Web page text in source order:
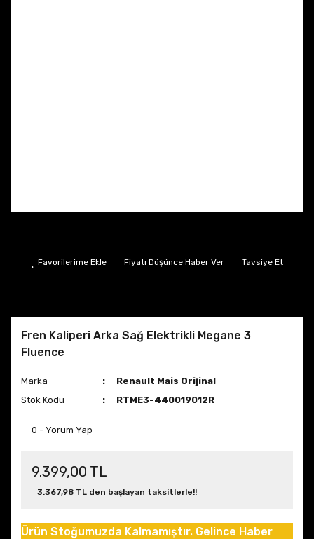
Fiyatı Düşünce Haber Ver Tavsiye Et
Fren Kaliperi Arka Sağ Elektrikli Megane 3
Fluence
Marka
Renault Mais Orijinal
Stok Kodu
RTME3-440019012R
0 - Yorum Yap
9.399,00 TL
3.367,98 TL den başlayan taksitlerle!!
Ürün Stoğumuzda Kalmamıştır. Gelince Haber